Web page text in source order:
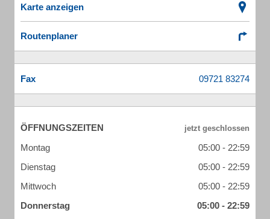
Karte anzeigen
Routenplaner
Fax
ÖFFNUNGSZEITEN
Montag
05:00 - 22:59
Dienstag
05:00 - 22:59
Mittwoch
05:00 - 22:59
Donnerstag
05:00 - 22:59